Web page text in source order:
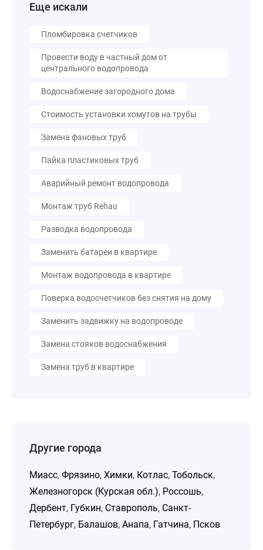
Еще искали
Пломбировка счетчиков
Провести воду в частный дом от
центрального водопровода
Водоснабжение загородного дома
Стоимость установки хомутов на трубы
Замена фановых труб
Пайка пластиковых труб
Аварийный ремонт водопровода
Монтаж труб Rehau
Разводка водопровода
Заменить батареи в квартире
Монтаж водопровода в квартире
Поверка водосчетчиков без снятия на дому
Заменить задвижку на водопроводе
Замена стояков водоснабжения
Замена труб в квартире
Другие города
Миасс, Фрязино, Химки, Котлас, Тобольск,
Железногорск (Курская обл.), Россошь,
Дербент, Губкин, Ставрополь, Санкт-
Петербург, Балашов, Анапа, Гатчина, Псков